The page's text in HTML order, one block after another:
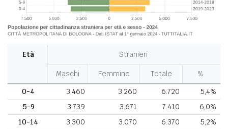
Età Stranieri
Maschi Femmine Totale
%
0-4
3.460 3.260 6.720
5,4%
5-9
3.739 3.671 7.410
6,0%
10-14
3.300 3.070 6.370
5,2%